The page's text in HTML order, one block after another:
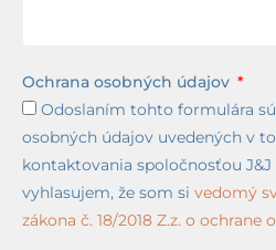
Ochrana osobných údajov
Odoslaním tohto formulára
osobných údajov uvedených v
kontaktovania spoločnosťou J&J
vyhlasujem, že som si vedomý
zákona č. 18/2018 Z.z. o ochrane